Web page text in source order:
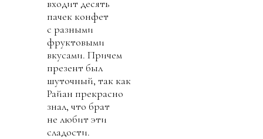
входит десять
пачек конфет
с разными
фруктовыми
вкусами. Причем
презент был
шуточный, так как
Райан прекрасно
знал, что брат
не любит эти
сладости.